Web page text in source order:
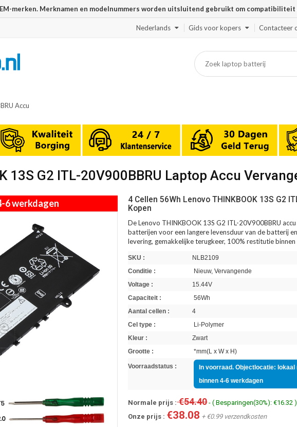
merken. Merknamen en modelnummers worden uitsluitend gebruikt om compatibiliteit
Nederlands Gids voor kopers Contacteer
Accu
13S G2 ITL-20V900BBRU Laptop Accu
6 werkdagen
4 Cellen 56Wh Lenovo THINKBOOK 13S G2
Kopen
De Lenovo THINKBOOK 13S G2 ITL-20V900BBRU
batterijen voor een langere levensduur van de batterij
levering, gemakkelijke terugkeer, 100% restitutie binnen
SKU :
NLB2109
Conditie :
Nieuw, Vervangende
Voltage :
15.44V
Capaciteit :
56Wh
Aantal cellen :
4
Cel type :
Li-Polymer
Kleur :
Zwart
Grootte :
*mm(L x W x H)
Voorraadstatus :
In voorraad. Objectlocatie:
binnen 4-6 werkdagen
Normale prijs :€54.40- ( Besparingen(30%): €16.32 )
Onze prijs : €38.08 + €0.99 verzendkosten